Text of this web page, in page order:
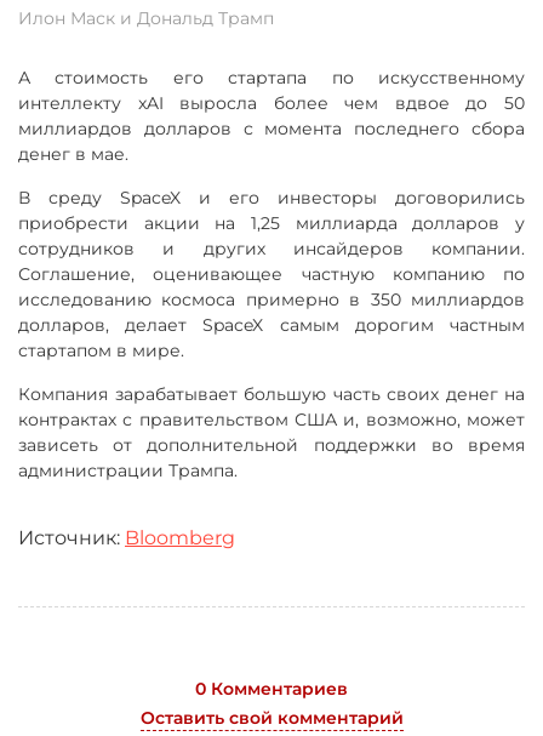
Илон Маск и Дональд Трамп
А стоимость его стартапа по искусственному
интеллекту xAI выросла более чем вдвое до 50
миллиардов долларов с момента последнего сбора
денег в мае.
В среду SpaceX и его инвесторы договорились
приобрести акции на 1,25 миллиарда долларов у
сотрудников и других инсайдеров компании.
Соглашение, оценивающее частную компанию по
исследованию космоса примерно в 350 миллиардов
долларов, делает SpaceX самым дорогим частным
стартапом в мире.
Компания зарабатывает большую часть своих денег на
контрактах с правительством США и, возможно, может
зависеть от дополнительной поддержки во время
администрации Трампа.
Источник: Bloomberg
0 Комментариев
Оставить свой комментарий